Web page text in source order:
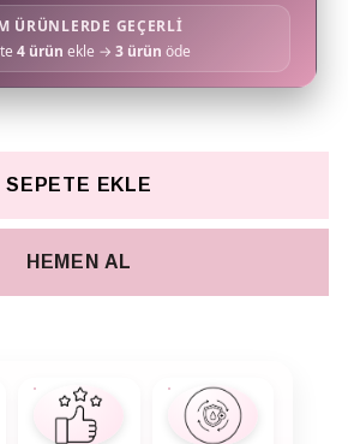
ÜRÜNLERDE GEÇERLİ
4 ürün ekle →3 ürün öde
SEPETE EKLE
HEMEN AL